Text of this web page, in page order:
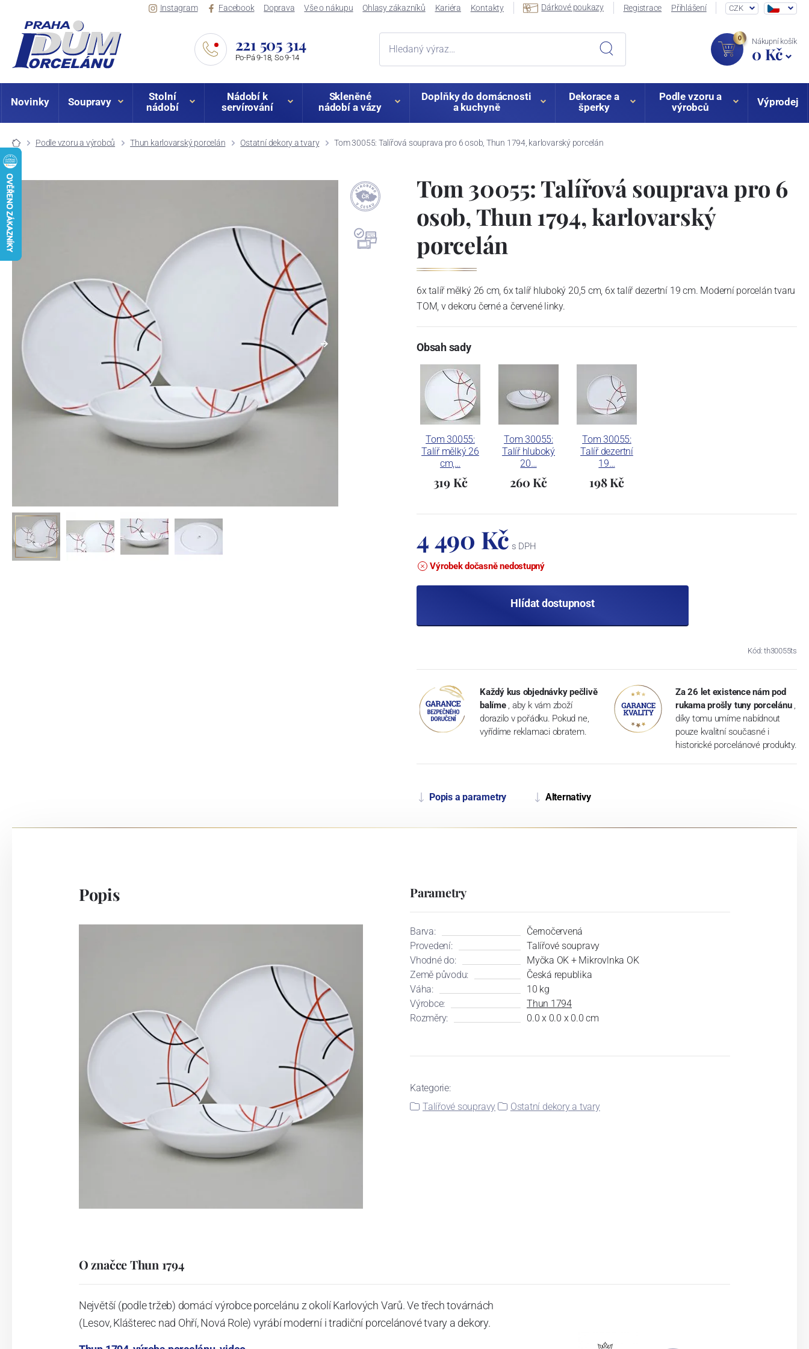
Instagram Facebook Doprava Vše o nákupu Ohlasy zákazníků Kariéra Kontakty Dárkové poukazy Registrace Přihlášení CZK
221 505 314
Po-Pá 9-18, So 9-14
0 Nákupní košík
0 Kč
Novinky Soupravy
Stolní
nádobí
Nádobí k
servírování
Skleněné
nádobí a vázy
Doplňky do domácnosti
a kuchyně
Dekorace a
šperky
Podle vzoru a
výrobců
Výprodej
Podle vzoru a výrobců Thun karlovarský porcelán Ostatní dekory a tvary Tom 30055: Talířová souprava pro 6 osob, Thun 1794, karlovarský porcelán
Tom 30055: Talířová souprava pro 6
osob, Thun 1794, karlovarský
porcelán
6x talíř mělký 26 cm, 6x talíř hluboký 20,5 cm, 6x talíř dezertní 19 cm. Moderní porcelán tvaru
TOM, v dekoru černé a červené linky.
Obsah sady
Tom 30055:
Talíř mělký 26
cm,…
319 Kč
Tom 30055:
Talíř hluboký
20…
260 Kč
Tom 30055:
Talíř dezertní
19…
198 Kč
4 490 Kč s DPH
Výrobek dočasně nedostupný
Hlídat dostupnost
Kód: th30055ts
Každý kus objednávky pečlivě
balíme , aby k vám zboží
dorazilo v pořádku. Pokud ne,
vyřídíme reklamaci obratem.
Za 26 let existence nám pod
rukama prošly tuny porcelánu ,
díky tomu umíme nabídnout
pouze kvalitní současné i
historické porcelánové produkty.
Popis a parametry Alternativy
Popis Parametry
Barva:
Černočervená
Provedení:
Talířové soupravy
Vhodné do:
Myčka OK + Mikrovlnka OK
Země původu:
Česká republika
Váha:
10 kg
Výrobce:
Thun 1794
Rozměry:
0.0 x 0.0 x 0.0 cm
Kategorie:
Talířové soupravy
Ostatní dekory a tvary
O značce Thun 1794
Největší (podle tržeb) domácí výrobce porcelánu z okolí Karlových Varů. Ve třech továrnách
(Lesov, Klášterec nad Ohří, Nová Role) vyrábí moderní i tradiční porcelánové tvary a dekory.